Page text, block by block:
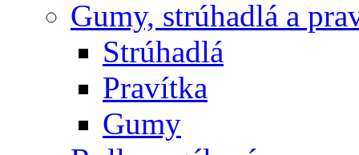
Gumy, strúhadlá a
Strúhadlá
Pravítka
Gumy